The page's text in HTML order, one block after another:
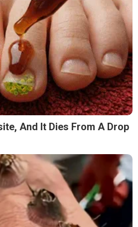
And It Dies From A Drop